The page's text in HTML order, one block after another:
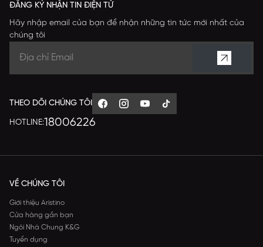
ĐĂNG KÝ NHẬN TIN ĐIỆN TỬ
Hãy nhập email của bạn để nhận những tin tức mới nhất của
chúng tôi
THEO DÕI CHÚNG TÔI
HOTLINE:18006226
VỀ CHÚNG TÔI
Giới thiệu Aristino
Cửa hàng gần bạn
Ngôi Nhà Chung K&G
Tuyển dụng